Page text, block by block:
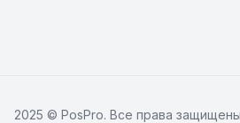
2025 © PosPro. Все права